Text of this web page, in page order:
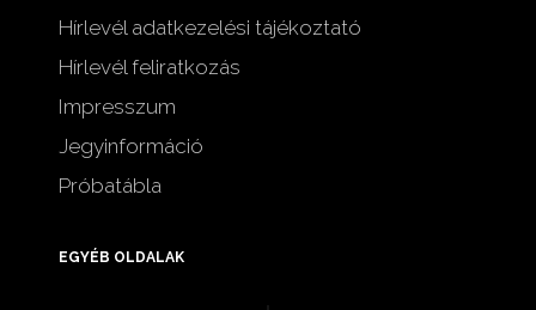
Hírlevél adatkezelési tájékoztató
Hírlevél feliratkozás
Impresszum
Jegyinformáció
Próbatábla
EGYÉB OLDALAK